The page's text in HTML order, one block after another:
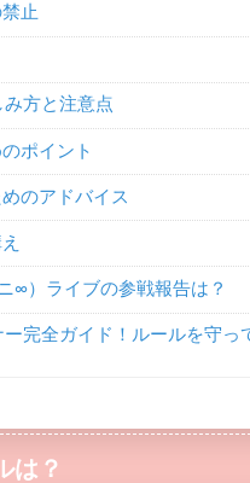
止
方と注意点
ポイント
のアドバイス
∞）ライブの参戦報告は？
完全ガイド！ルールを守っ
は？